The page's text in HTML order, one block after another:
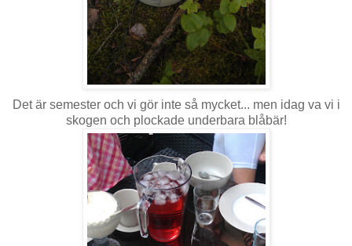
Det är semester och vi gör inte så mycket... men idag va vi i
skogen och plockade underbara blåbär!